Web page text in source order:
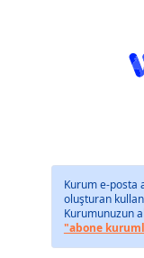
Kurum e-posta
oluşturan
Kurumunuzun
"abone